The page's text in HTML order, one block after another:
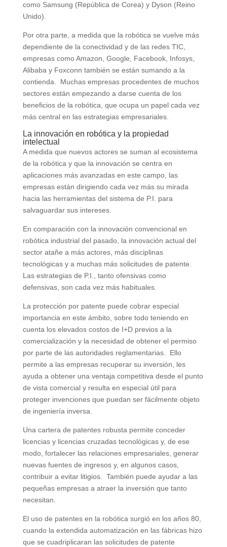
como Samsung (República de Corea) y Dyson (Reino
Unido).
Por otra parte, a medida que la robótica se vuelve más
dependiente de la conectividad y de las redes TIC,
empresas como Amazon, Google, Facebook, Infosys,
Alibaba y Foxconn también se están sumando a la
contienda. Muchas empresas procedentes de muchos
sectores están empezando a darse cuenta de los
beneficios de la robótica, que ocupa un papel cada vez
más central en las estrategias empresariales.
La innovación en robótica y la propiedad
intelectual
A medida que nuevos actores se suman al ecosistema
de la robótica y que la innovación se centra en
aplicaciones más avanzadas en este campo, las
empresas están dirigiendo cada vez más su mirada
hacia las herramientas del sistema de P.I. para
salvaguardar sus intereses.
En comparación con la innovación convencional en
robótica industrial del pasado, la innovación actual del
sector atañe a más actores, más disciplinas
tecnológicas y a muchas más solicitudes de patente.
Las estrategias de P.I., tanto ofensivas como
defensivas, son cada vez más habituales.
La protección por patente puede cobrar especial
importancia en este ámbito, sobre todo teniendo en
cuenta los elevados costos de I+D previos a la
comercialización y la necesidad de obtener el permiso
por parte de las autoridades reglamentarias. Ello
permite a las empresas recuperar su inversión, les
ayuda a obtener una ventaja competitiva desde el punto
de vista comercial y resulta en especial útil para
proteger invenciones que puedan ser fácilmente objeto
de ingeniería inversa.
Una cartera de patentes robusta permite conceder
licencias y licencias cruzadas tecnológicas y, de ese
modo, fortalecer las relaciones empresariales, generar
nuevas fuentes de ingresos y, en algunos casos,
contribuir a evitar litigios. También puede ayudar a las
pequeñas empresas a atraer la inversión que tanto
necesitan.
El uso de patentes en la robótica surgió en los años 80,
cuando la extendida automatización en las fábricas hizo
que se cuadriplicaran las solicitudes de patente